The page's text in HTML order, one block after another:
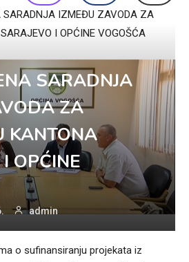
SARADNJA IZMEĐU ZAVODA ZA
I OPĆINE VOGOŠĆA
SARADNJA
ZA
KANTONA
OPĆINE
admin
o sufinansiranju projekata iz